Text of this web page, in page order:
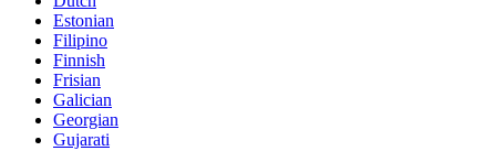
Estonian
Filipino
Finnish
Frisian
Galician
Georgian
Gujarati